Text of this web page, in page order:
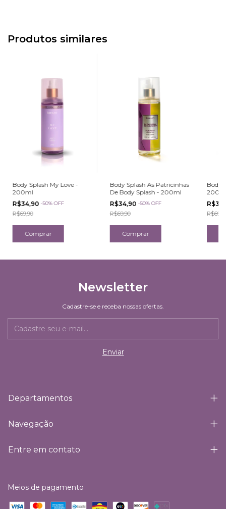
Produtos similares
Body Splash My Love -
200ml
R$34,90 -50%OFF
R$69,90
Body Splash As Patricinhas
De Body Splash - 200ml
R$34,90 -50%OFF
R$69,90
Body
Newsletter
Cadastre-se e receba nossas ofertas.
Departamentos
Navegação
Entre em contato
Meios de pagamento